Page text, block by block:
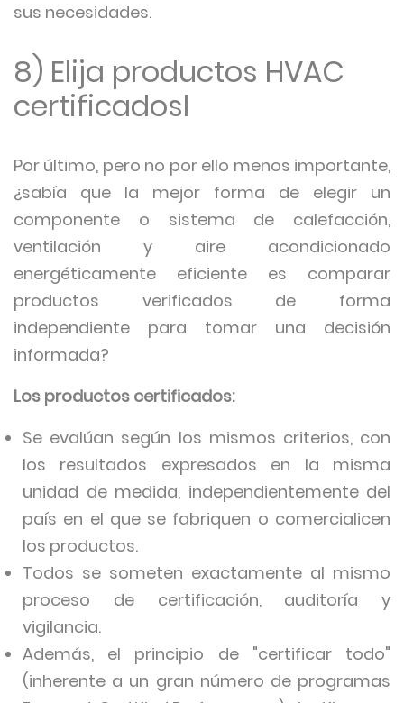
sus necesidades.
8) Elija productos HVAC
certificadosl
Por último, pero no por ello menos importante,
¿sabía que la mejor forma de elegir un
componente o sistema de calefacción,
ventilación y aire acondicionado
energéticamente eficiente es comparar
productos verificados de forma
independiente para tomar una decisión
informada?
Los productos certificados:
Se evalúan según los mismos criterios, con
los resultados expresados en la misma
unidad de medida, independientemente del
país en el que se fabriquen o comercialicen
los productos.
Todos se someten exactamente al mismo
proceso de certificación, auditoría y
vigilancia.
Además, el principio de "certificar todo"
(inherente a un gran número de programas